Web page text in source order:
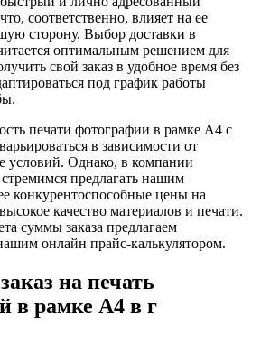
соответственно, влияет на ее
сторону. Выбор доставки в
оптимальным решением для
свой заказ в удобное время без
под график работы
печати фотографии в рамке А4 с
в зависимости от
условий. Однако, в компании
предлагать нашим
конкурентоспособные цены на
качество материалов и печати.
суммы заказа предлагаем
онлайн прайс-калькулятором.
на печать
в рамке А4 в г